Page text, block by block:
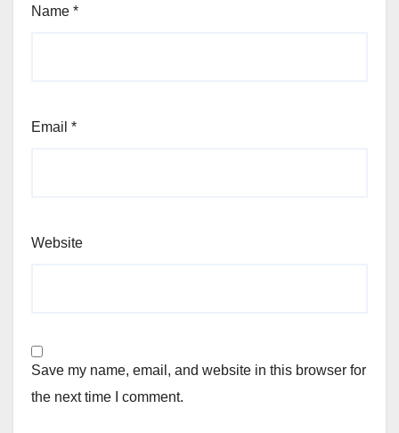
Name *
Email *
Website
Save my name, email, and website in this browser for
the next time I comment.